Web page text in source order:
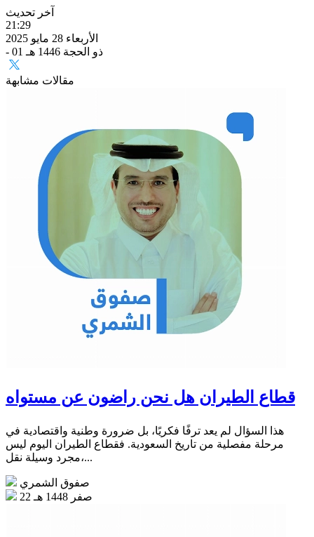
آخر تحديث
21:29
الأربعاء 28 مايو 2025
- 01 ذو الحجة 1446 هـ
مقالات مشابهة
قطاع الطيران هل نحن راضون عن مستواه
هذا السؤال لم يعد ترفًا فكريًا، بل ضرورة وطنية واقتصادية في
مرحلة مفصلية من تاريخ السعودية. فقطاع الطيران اليوم ليس
مجرد وسيلة نقل،...
صفوق الشمري
22 صفر 1448 هـ